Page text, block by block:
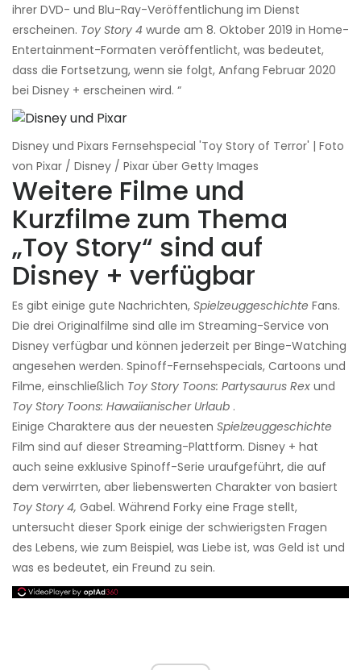
ihrer DVD- und Blu-Ray-Veröffentlichung im Dienst
erscheinen. Toy Story 4 wurde am 8. Oktober 2019 in Home-
Entertainment-Formaten veröffentlicht, was bedeutet,
dass die Fortsetzung, wenn sie folgt, Anfang Februar 2020
bei Disney + erscheinen wird. “
Disney und Pixars Fernsehspecial 'Toy Story of Terror' | Foto
von Pixar / Disney / Pixar über Getty Images
Weitere Filme und
Kurzfilme zum Thema
„Toy Story“ sind auf
Disney + verfügbar
Es gibt einige gute Nachrichten, Spielzeuggeschichte Fans.
Die drei Originalfilme sind alle im Streaming-Service von
Disney verfügbar und können jederzeit per Binge-Watching
angesehen werden. Spinoff-Fernsehspecials, Cartoons und
Filme, einschließlich Toy Story Toons: Partysaurus Rex und
Toy Story Toons: Hawaiianischer Urlaub .
Einige Charaktere aus der neuesten Spielzeuggeschichte
Film sind auf dieser Streaming-Plattform. Disney + hat
auch seine exklusive Spinoff-Serie uraufgeführt, die auf
dem verwirrten, aber liebenswerten Charakter von basiert
Toy Story 4, Gabel. Während Forky eine Frage stellt,
untersucht dieser Spork einige der schwierigsten Fragen
des Lebens, wie zum Beispiel, was Liebe ist, was Geld ist und
was es bedeutet, ein Freund zu sein.